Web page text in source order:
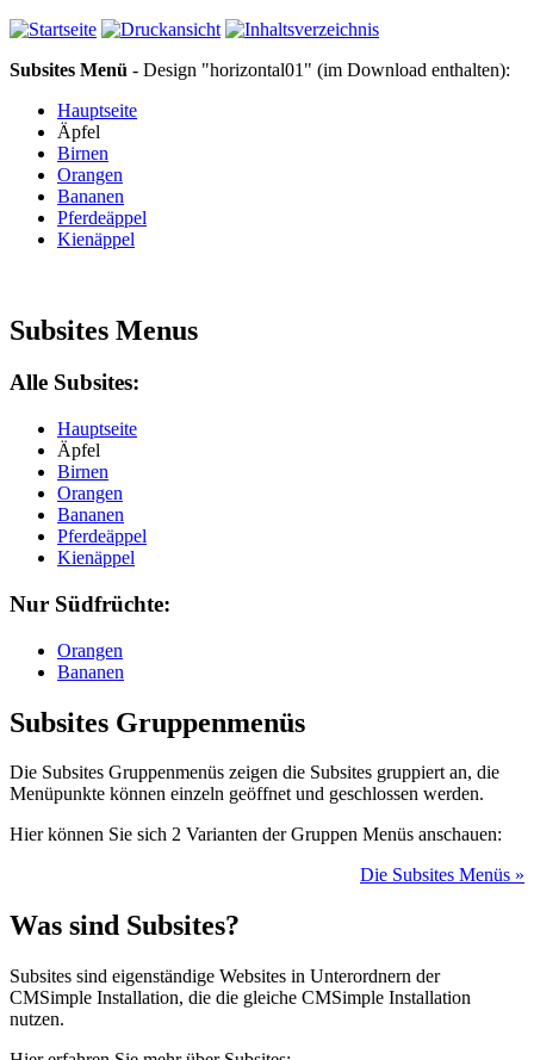
Subsites Menü - Design "horizontal01" (im Download enthalten):
Hauptseite
Äpfel
Birnen
Orangen
Bananen
Pferdeäppel
Kienäppel
Subsites Menus
Alle Subsites:
Hauptseite
Äpfel
Birnen
Orangen
Bananen
Pferdeäppel
Kienäppel
Nur Südfrüchte:
Orangen
Bananen
Subsites Gruppenmenüs
Die Subsites Gruppenmenüs zeigen die Subsites gruppiert an, die
Menüpunkte können einzeln geöffnet und geschlossen werden.
Hier können Sie sich 2 Varianten der Gruppen Menüs anschauen:
Die Subsites Menüs »
Was sind Subsites?
Subsites sind eigenständige Websites in Unterordnern der
CMSimple Installation, die die gleiche CMSimple Installation
nutzen.